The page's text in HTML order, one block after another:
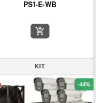
PS1-E-WB
add_shopping_cart
KIT
-44%